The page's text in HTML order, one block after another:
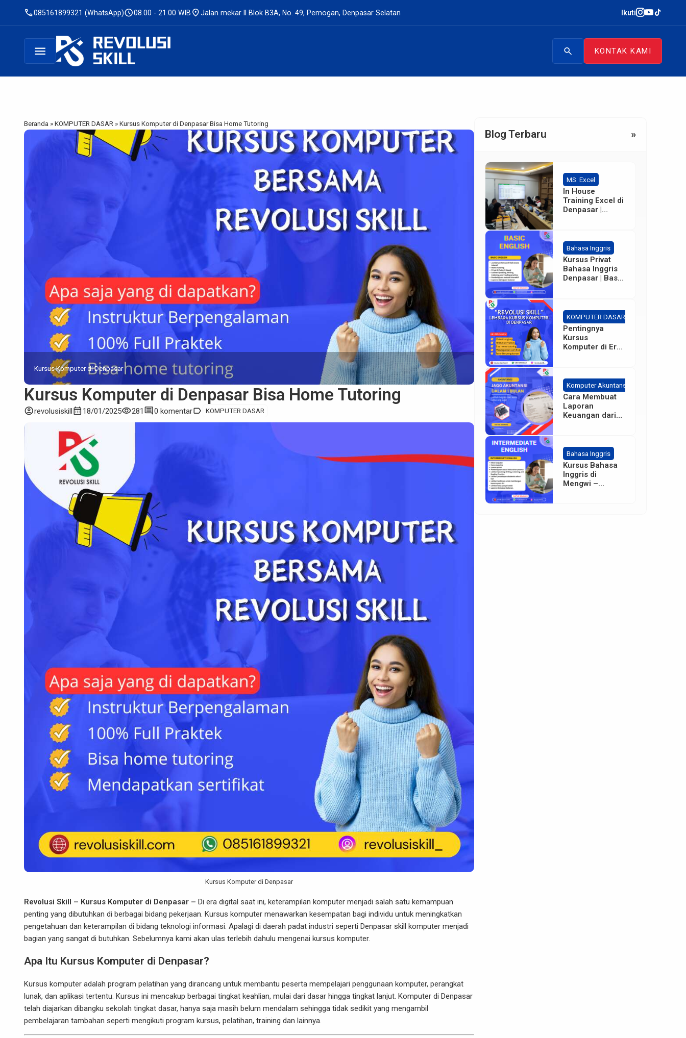
call085161899321 (WhatsApp)schedule08.00 - 21.00 WIB location_onJalan mekar II Blok B3A, No. 49, Pemogan, Denpasar Selatan Ikuti
menu search KONTAK KAMI
Beranda »KOMPUTER DASAR »Kursus Komputer di Denpasar Bisa Home Tutoring
Kursus Komputer di Denpasar
Kursus Komputer di Denpasar Bisa Home Tutoring
account_circlerevolusiskillcalendar_month 18/01/2025visibility281 comment0 komentarlabel KOMPUTER DASAR
Kursus Komputer di Denpasar
Revolusi Skill – Kursus Komputer di Denpasar – Di era digital saat ini, keterampilan komputer menjadi salah satu kemampuan
penting yang dibutuhkan di berbagai bidang pekerjaan. Kursus komputer menawarkan kesempatan bagi individu untuk meningkatkan
pengetahuan dan keterampilan di bidang teknologi informasi. Apalagi di daerah padat industri seperti Denpasar skill komputer menjadi
bagian yang sangat di butuhkan. Sebelumnya kami akan ulas terlebih dahulu mengenai kursus komputer.
Apa Itu Kursus Komputer di Denpasar?
Kursus komputer adalah program pelatihan yang dirancang untuk membantu peserta mempelajari penggunaan komputer, perangkat
lunak, dan aplikasi tertentu. Kursus ini mencakup berbagai tingkat keahlian, mulai dari dasar hingga tingkat lanjut. Komputer di Denpasar
telah diajarkan dibangku sekolah tingkat dasar, hanya saja masih belum mendalam sehingga tidak sedikit yang mengambil
pembelajaran tambahan seperti mengikuti program kursus, pelatihan, training dan lainnya.
Blog Terbaru »
MS. Excel
In House
Training Excel di
Denpasar |
Bahasa Inggris
Kursus Privat
Bahasa Inggris
Denpasar | Basic
KOMPUTER DASAR
Pentingnya
Kursus
Komputer di Era
Komputer Akuntansi
Cara Membuat
Laporan
Keuangan dari
Bahasa Inggris
Kursus Bahasa
Inggris di
Mengwi –